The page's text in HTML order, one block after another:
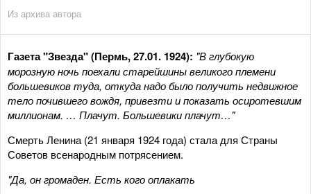
Из архива автора
Газета "Звезда" (Пермь, 27.01. 1924): "В глубокую
морозную ночь поехали старейшины великого племени
большевиков туда, откуда надо было получить недвижное
тело почившего вождя, привезти и показать осиротевшим
миллионам. … Плачут. Большевики плачут…"
Смерть Ленина (21 января 1924 года) стала для Страны
Советов всенародным потрясением.
"Да, он громаден. Есть кого оплакать